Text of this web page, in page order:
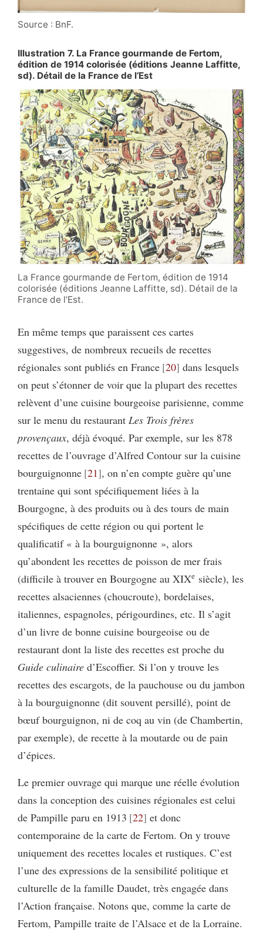
Source : BnF.
Illustration 7. La France gourmande de Fertom,
édition de 1914 colorisée (éditions Jeanne Laffitte,
sd). Détail de la France de l’Est
La France gourmande de Fertom, édition de 1914
colorisée (éditions Jeanne Laffitte, sd). Détail de la
France de l’Est.
En même temps que paraissent ces cartes
suggestives, de nombreux recueils de recettes
régionales sont publiés en France 20 dans lesquels
on peut s’étonner de voir que la plupart des recettes
relèvent d’une cuisine bourgeoise parisienne, comme
sur le menu du restaurant Les Trois frères
provençaux, déjà évoqué. Par exemple, sur les 878
recettes de l’ouvrage d’Alfred Contour sur la cuisine
bourguignonne 21 , on n’en compte guère qu’une
trentaine qui sont spécifiquement liées à la
Bourgogne, à des produits ou à des tours de main
spécifiques de cette région ou qui portent le
qualificatif « à la bourguignonne », alors
qu’abondent les recettes de poisson de mer frais
(difficile à trouver en Bourgogne au XIXe siècle), les
recettes alsaciennes (choucroute), bordelaises,
italiennes, espagnoles, périgourdines, etc. Il s’agit
d’un livre de bonne cuisine bourgeoise ou de
restaurant dont la liste des recettes est proche du
Guide culinaire d’Escoffier. Si l’on y trouve les
recettes des escargots, de la pauchouse ou du jambon
à la bourguignonne (dit souvent persillé), point de
bœuf bourguignon, ni de coq au vin (de Chambertin,
par exemple), de recette à la moutarde ou de pain
d’épices.
Le premier ouvrage qui marque une réelle évolution
dans la conception des cuisines régionales est celui
de Pampille paru en 1913 22 et donc
contemporaine de la carte de Fertom. On y trouve
uniquement des recettes locales et rustiques. C’est
l’une des expressions de la sensibilité politique et
culturelle de la famille Daudet, très engagée dans
l’Action française. Notons que, comme la carte de
Fertom, Pampille traite de l’Alsace et de la Lorraine.